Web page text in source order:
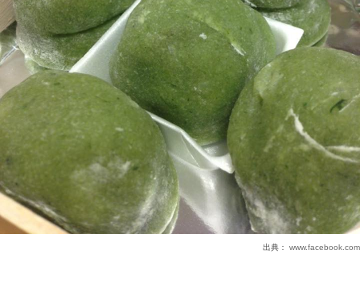
出典： www.facebook.com